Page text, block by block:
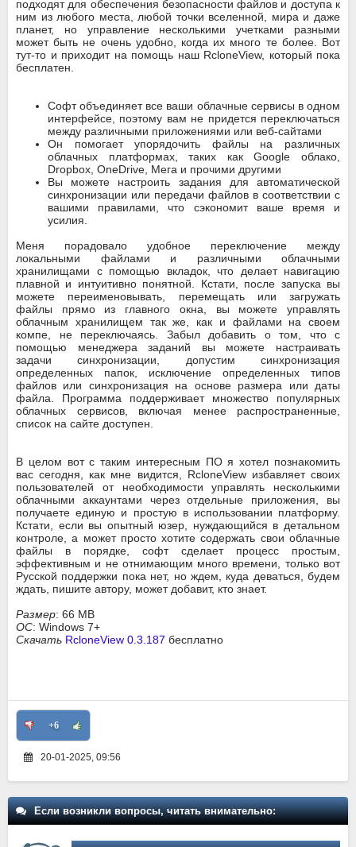
подходят для обеспечения безопасности файлов и доступа к
ним из любого места, любой точки вселенной, мира и даже
планет, но управление несколькими учетками разными
может быть не очень удобно, когда их много те более. Вот
тут-то и приходит на помощь наш RcloneView, который пока
бесплатен.
Софт объединяет все ваши облачные сервисы в одном
интерфейсе, поэтому вам не придется переключаться
между различными приложениями или веб-сайтами
Он помогает упорядочить файлы на различных
облачных платформах, таких как Google облако,
Dropbox, OneDrive, Мега и прочими другими
Вы можете настроить задания для автоматической
синхронизации или передачи файлов в соответствии с
вашими правилами, что сэкономит ваше время и
усилия.
Меня порадовало удобное переключение между
локальными файлами и различными облачными
хранилищами с помощью вкладок, что делает навигацию
плавной и интуитивно понятной. Кстати, после запуска вы
можете переименовывать, перемещать или загружать
файлы прямо из главного окна, вы можете управлять
облачным хранилищем так же, как и файлами на своем
компе, не переключаясь. Забыл добавить о том, что с
помощью менеджера заданий вы можете настраивать
задачи синхронизации, допустим синхронизация
определенных папок, исключение определенных типов
файлов или синхронизация на основе размера или даты
файла. Программа поддерживает множество популярных
облачных сервисов, включая менее распространенные,
список на сайте доступен.
В целом вот с таким интересным ПО я хотел познакомить
вас сегодня, как мне видится, RcloneView избавляет своих
пользователей от необходимости управлять несколькими
облачными аккаунтами через отдельные приложения, вы
получаете единую и простую в использовании платформу.
Кстати, если вы опытный юзер, нуждающийся в детальном
контроле, а может просто хотите содержать свои облачные
файлы в порядке, софт сделает процесс простым,
эффективным и не отнимающим много времени, только вот
Русской поддержки пока нет, но ждем, куда деваться, будем
ждать, пишите автору, может добавит, кто знает.
Размер: 66 MB
ОС: Windows 7+
Скачать RcloneView 0.3.187 бесплатно
+6
20-01-2025, 09:56
Если возникли вопросы, читать внимательно: